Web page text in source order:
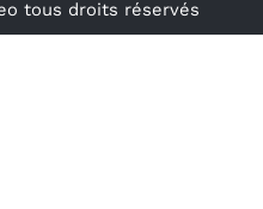
tous droits réservés